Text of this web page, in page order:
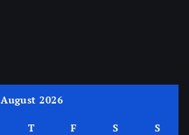
August 2026
T F S
S